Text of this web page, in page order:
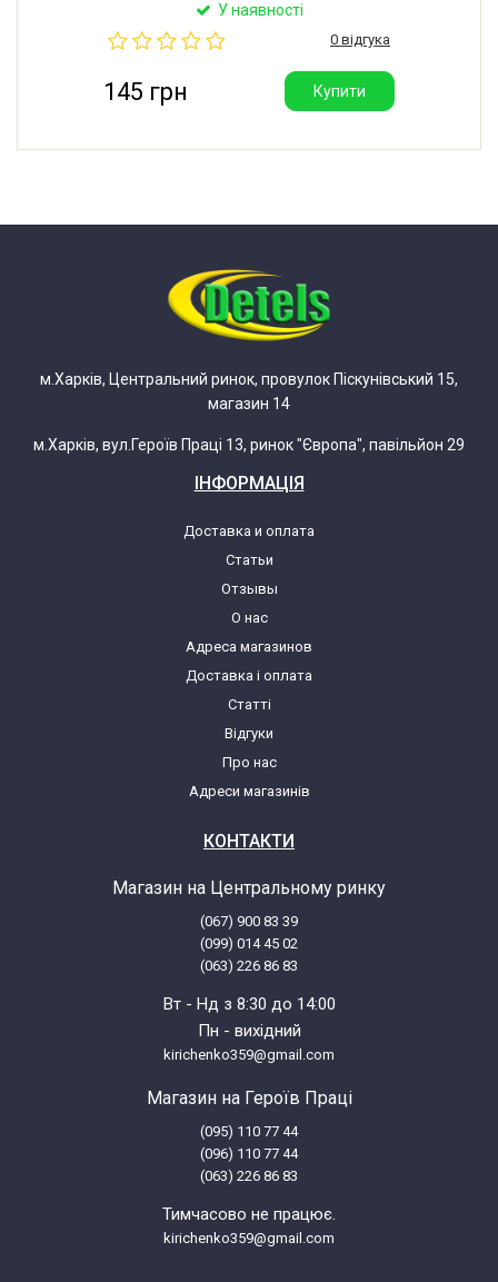
У наявності
0 відгука
145 грн Купити
м.Харків, Центральний ринок, провулок Піскунівський 15,
магазин 14
м.Харків, вул.Героїв Праці 13, ринок "Європа", павільйон 29
ІНФОРМАЦІЯ
Доставка и оплата
Статьи
Отзывы
О нас
Адреса магазинов
Доставка і оплата
Статті
Відгуки
Про нас
Адреси магазинів
КОНТАКТИ
Магазин на Центральному ринку
(067) 900 83 39
(099) 014 45 02
(063) 226 86 83
Вт - Нд з 8:30 до 14:00
Пн - вихідний
kirichenko359@gmail.com
Магазин на Героїв Праці
(095) 110 77 44
(096) 110 77 44
(063) 226 86 83
Тимчасово не працює.
kirichenko359@gmail.com